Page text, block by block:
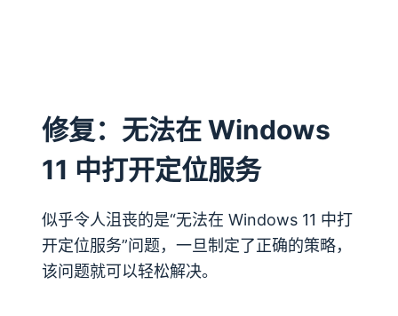
修复：无法在 Windows
11 中打开定位服务
似乎令人沮丧的是“无法在 Windows 11 中打
开定位服务”问题，一旦制定了正确的策略，
该问题就可以轻松解决。